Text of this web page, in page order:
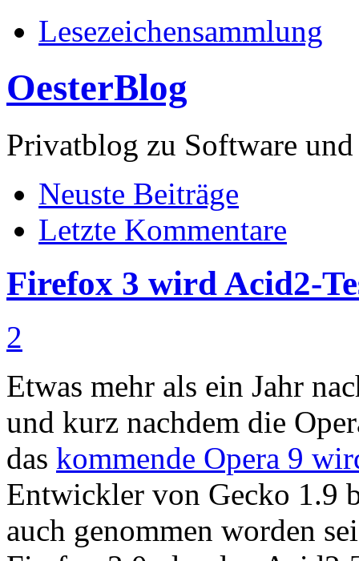
Lesezeichensammlung
OesterBlog
Privatblog zu Software
Neuste Beiträge
Letzte Kommentare
Firefox 3 wird Acid2-
2
Etwas mehr als ein Jahr
und kurz nachdem die
das kommende Opera 9
Entwickler von Gecko 1.9
auch genommen worden